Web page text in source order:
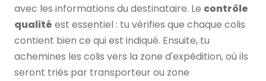
avec les informations du destinataire. Le contrôle
qualité est essentiel : tu vérifies que chaque colis
contient bien ce qui est indiqué. Ensuite, tu
achemines les colis vers la zone d'expédition, où ils
seront triés par transporteur ou zone